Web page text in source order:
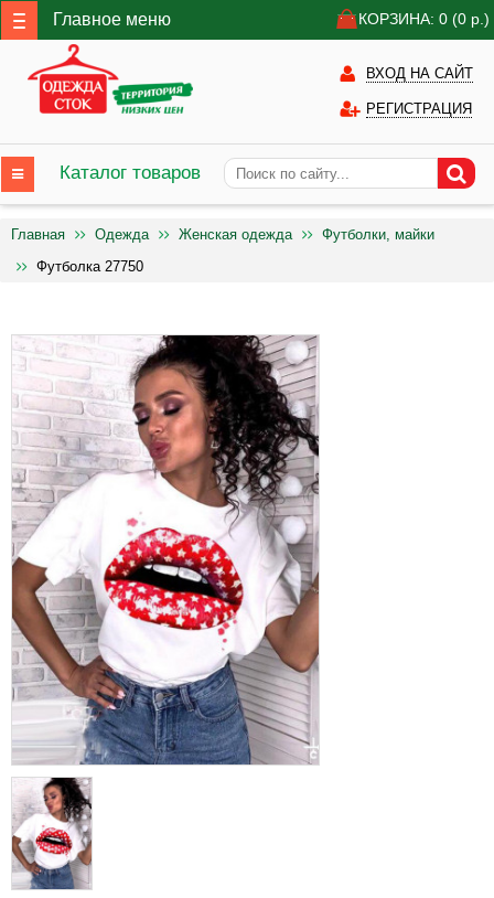
Главное меню КОРЗИНА: 0 (0 р.)
ВХОД НА САЙТ
РЕГИСТРАЦИЯ
Каталог товаров
Главная Одежда Женская одежда
Футболки, майки
Футболка 27750